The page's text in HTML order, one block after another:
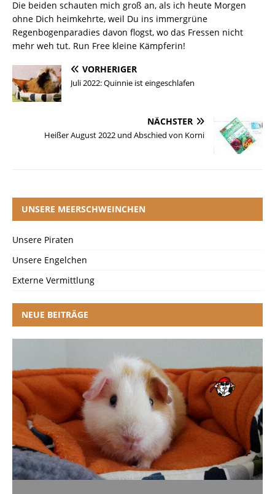
Die beiden schauten mich groß an, als ich heute Morgen
ohne Dich heimkehrte, weil Du ins immergrüne
Regenbogenparadies davon flogst, wo das Fressen nicht
mehr weh tut. Run Free kleine Kämpferin!
VORHERIGER
Juli 2022: Quinnie ist eingeschlafen
NÄCHSTER
Heißer August 2022 und Abschied von Korni
UNSERE MEERSCHWEINCHEN
Unsere Piraten
Unsere Engelchen
Externe Vermittlung
NEUE BEITRÄGE